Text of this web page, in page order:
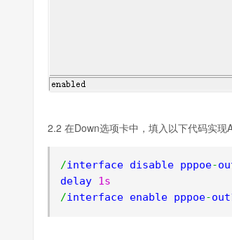
2.2 在Down选项卡中，填入以下代码实现
/interface disable pppoe-
delay 1s
/interface enable pppoe-